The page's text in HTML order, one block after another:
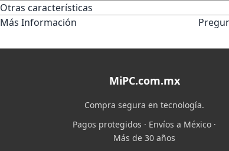
Otras características
Más Información
MiPC.com.mx
Compra segura en tecnología.
Pagos protegidos · Envíos a México ·
Más de 30 años